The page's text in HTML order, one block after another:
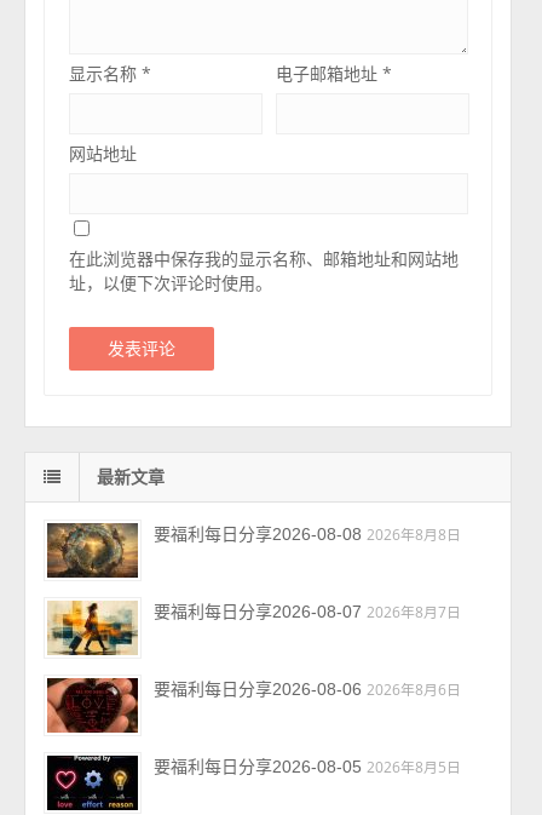
显示名称* 电子邮箱地址*
网站地址
在此浏览器中保存我的显示名称、邮箱地址和网站地
址，以便下次评论时使用。
最新文章
要福利每日分享2026-08-08 2026年8月8日
要福利每日分享2026-08-07 2026年8月7日
要福利每日分享2026-08-06 2026年8月6日
要福利每日分享2026-08-05 2026年8月5日